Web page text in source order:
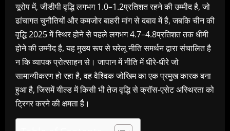
यूरोप में, जीडीपी वृद्धि लगभग 1.0–1.2प्रतिशत रहने की उम्मीद है, जो
ढांचागत चुनौतियों और कमजोर बाहरी मांग से दबाव में है, जबकि चीन की
वृद्धि 2025 में स्थिर होने से पहले लगभग 4.7–4.8प्रतिशत तक धीमी
होने की उम्मीद है, यह मुख्य रूप से घरेलू नीति समर्थन द्वारा संचालित है
न कि व्यापक प्रोत्साहन से। जापान में नीति में धीरे-धीरे जो
सामान्‍यीकरण हो रहा है, वह वैश्विक जोखिम का एक प्रमुख कारक बना
हुआ है, जिसमें यील्ड में किसी भी तेज वृद्धि से क्रॉस-एसेट अस्थिरता को
ट्रिगर करने की क्षमता है।